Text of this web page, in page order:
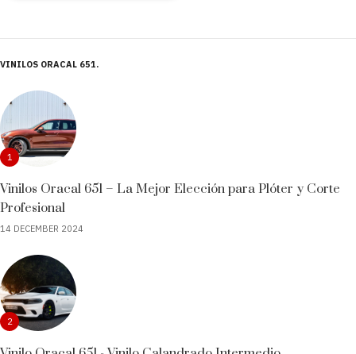
VINILOS ORACAL 651
1
Vinilos Oracal 651 – La Mejor Elección para Plóter y Corte
Profesional
14 DECEMBER 2024
2